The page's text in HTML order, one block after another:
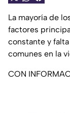
La mayoría de
factores
constante y
comunes en la
CON